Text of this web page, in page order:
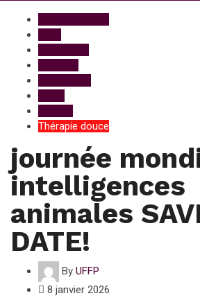
Thérapie douce
journée
intelligences
animales
DATE!
By UFFP
8 janvier 2026